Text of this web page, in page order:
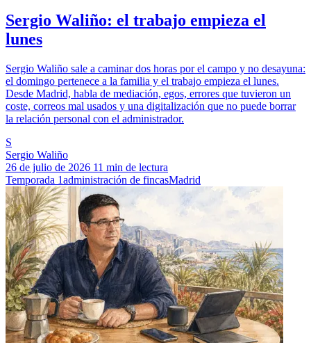
Sergio Waliño: el trabajo empieza el
lunes
Sergio Waliño sale a caminar dos horas por el campo y no desayuna:
el domingo pertenece a la familia y el trabajo empieza el lunes.
Desde Madrid, habla de mediación, egos, errores que tuvieron un
coste, correos mal usados y una digitalización que no puede borrar
la relación personal con el administrador.
S
Sergio Waliño
26 de julio de 2026 11 min de lectura
Temporada 1administración de fincasMadrid